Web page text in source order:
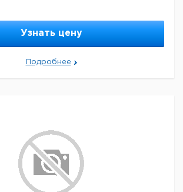
Узнать цену
Подробнее